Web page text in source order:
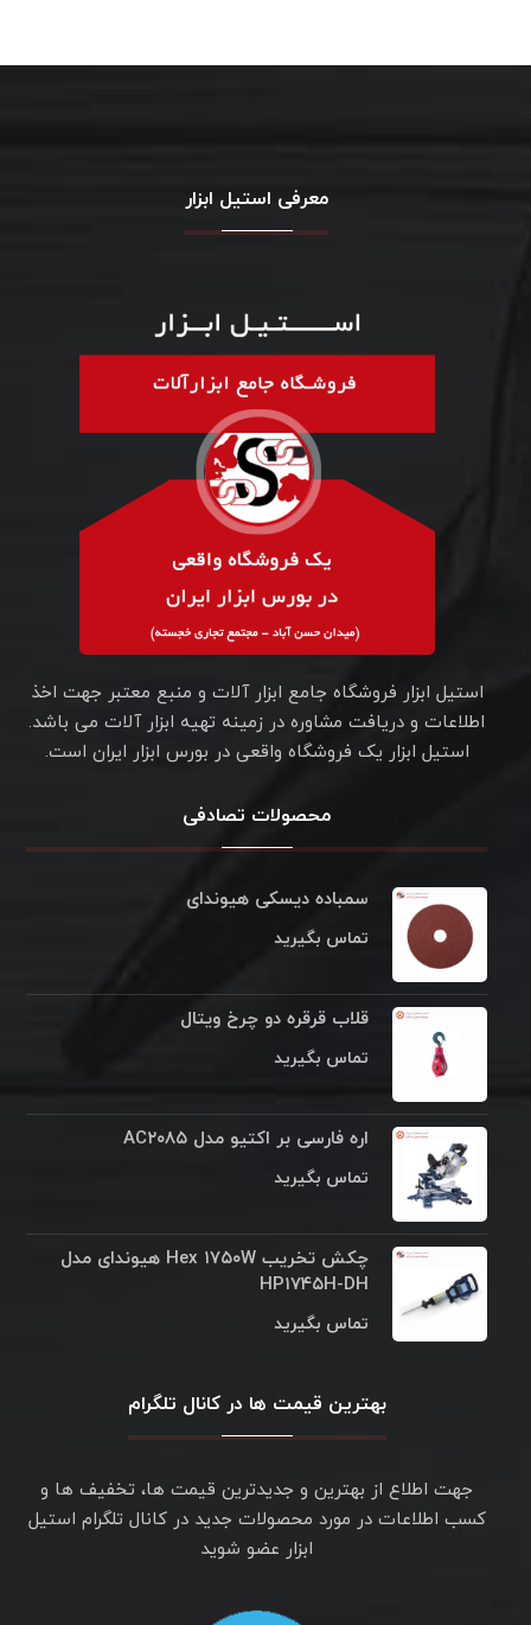
معرفی استیل ابزار
استیل ابزار فروشگاه جامع ابزار آلات و منبع معتبر جهت اخذ
اطلاعات و دریافت مشاوره در زمینه تهیه ابزار آلات می باشد.
استیل ابزار یک فروشگاه واقعی در بورس ابزار ایران است.
محصولات تصادفی
سمباده دیسکی هیوندای
تماس بگیرید
قلاب قرقره دو چرخ ویتال
تماس بگیرید
اره فارسی بر اکتیو مدل AC۲۰۸۵
تماس بگیرید
چکش تخریب Hex ۱۷۵۰W هیوندای مدل
HP۱۷۴۵H-DH
تماس بگیرید
بهترین قیمت ها در کانال تلگرام
جهت اطلاع از بهترین و جدیدترین قیمت ها، تخفیف ها و
کسب اطلاعات در مورد محصولات جدید در کانال تلگرام استیل
ابزار عضو شوید